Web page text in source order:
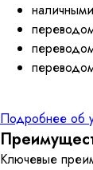
Подробнее об
Ключевые